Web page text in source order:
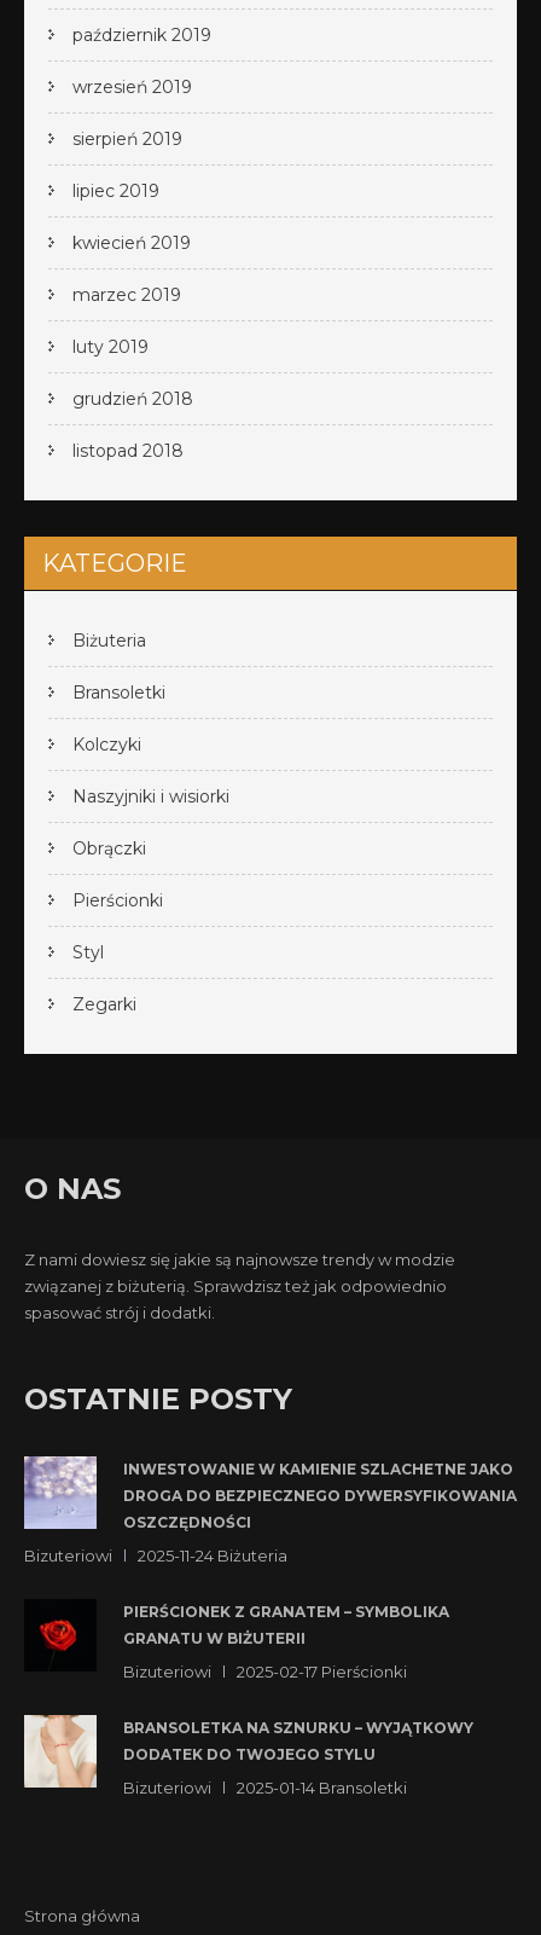
październik 2019
wrzesień 2019
sierpień 2019
lipiec 2019
kwiecień 2019
marzec 2019
luty 2019
grudzień 2018
listopad 2018
KATEGORIE
Biżuteria
Bransoletki
Kolczyki
Naszyjniki i wisiorki
Obrączki
Pierścionki
Styl
Zegarki
O NAS
Z nami dowiesz się jakie są najnowsze trendy w modzie
związanej z biżuterią. Sprawdzisz też jak odpowiednio
spasować strój i dodatki.
OSTATNIE POSTY
INWESTOWANIE W KAMIENIE SZLACHETNE JAKO
DROGA DO BEZPIECZNEGO DYWERSYFIKOWANIA
OSZCZĘDNOŚCI
Bizuteriowi 2025-11-24 Biżuteria
PIERŚCIONEK Z GRANATEM – SYMBOLIKA
GRANATU W BIŻUTERII
Bizuteriowi 2025-02-17 Pierścionki
BRANSOLETKA NA SZNURKU – WYJĄTKOWY
DODATEK DO TWOJEGO STYLU
Bizuteriowi 2025-01-14 Bransoletki
Strona główna